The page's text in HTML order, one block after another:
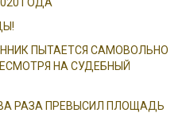
ПЫТАЕТСЯ САМОВОЛЬНО
НА СУДЕБНЫЙ
РАЗА ПРЕВЫСИЛ ПЛОЩАДЬ